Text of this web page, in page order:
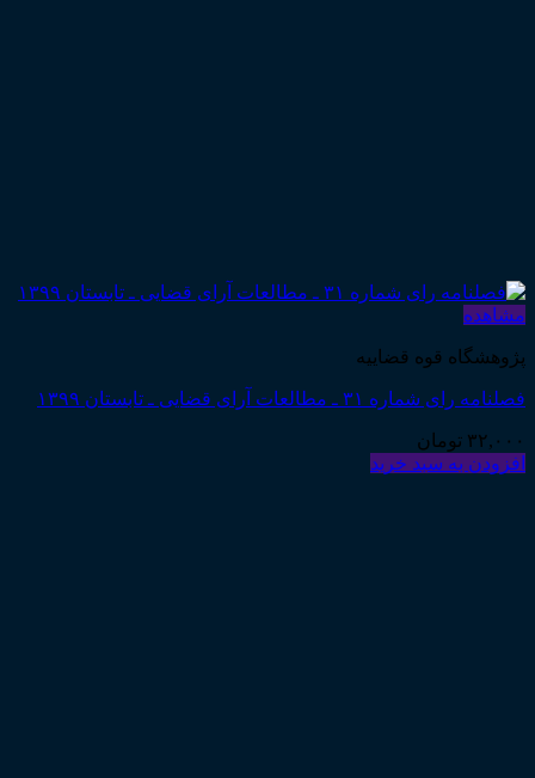
مشاهده
پژوهشگاه قوه قضاییه
فصلنامه رای شماره ۳۱ ـ مطالعات آرای قضایی ـ تابستان ١٣٩٩
۳۲,۰۰۰ تومان
افزودن به سبد خرید